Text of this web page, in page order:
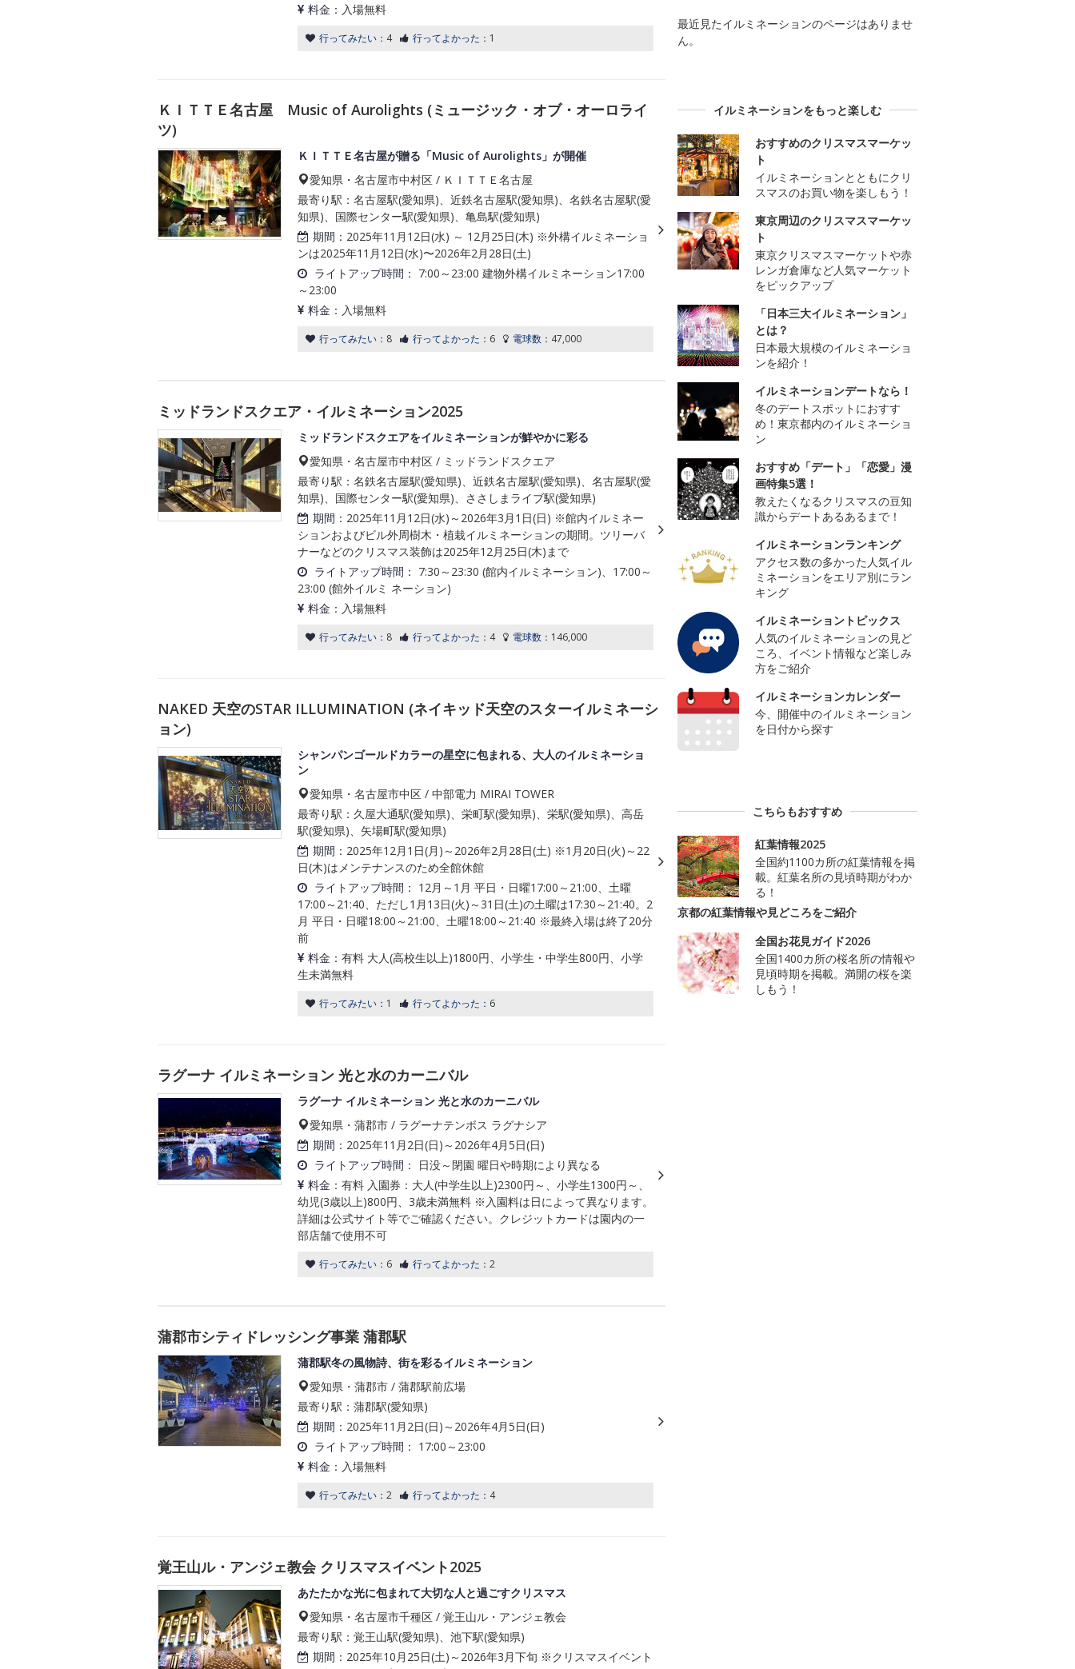
料金： 入場無料
行ってみたい： 4 行ってよかった： 1
ＫＩＴＴＥ名古屋 Music of Aurolights (ミュージック・オブ・オーロライ
ツ)
ＫＩＴＴＥ名古屋が贈る「Music of Aurolights」が開催
愛知県・名古屋市中村区 / ＫＩＴＴＥ名古屋
最寄り駅：名古屋駅(愛知県)、近鉄名古屋駅(愛知県)、名鉄名古屋駅(愛
知県)、国際センター駅(愛知県)、亀島駅(愛知県)
期間： 2025年11月12日(水) ～ 12月25日(木) ※外構イルミネーショ
ンは2025年11月12日(水)〜2026年2月28日(土)
ライトアップ時間： 7:00～23:00 建物外構イルミネーション17:00
～23:00
料金： 入場無料
行ってみたい： 8 行ってよかった： 6 電球数： 47,000
ミッドランドスクエア・イルミネーション2025
ミッドランドスクエアをイルミネーションが鮮やかに彩る
愛知県・名古屋市中村区 / ミッドランドスクエア
最寄り駅：名鉄名古屋駅(愛知県)、近鉄名古屋駅(愛知県)、名古屋駅(愛
知県)、国際センター駅(愛知県)、ささしまライブ駅(愛知県)
期間： 2025年11月12日(水)～2026年3月1日(日) ※館内イルミネー
ションおよびビル外周樹木・植栽イルミネーションの期間。ツリーバ
ナーなどのクリスマス装飾は2025年12月25日(木)まで
ライトアップ時間： 7:30～23:30 (館内イルミネーション)、17:00～
23:00 (館外イルミ ネーション)
料金： 入場無料
行ってみたい： 8 行ってよかった： 4 電球数： 146,000
NAKED 天空のSTAR ILLUMINATION (ネイキッド天空のスターイルミネーシ
ョン)
シャンパンゴールドカラーの星空に包まれる、大人のイルミネーショ
ン
愛知県・名古屋市中区 / 中部電力 MIRAI TOWER
最寄り駅：久屋大通駅(愛知県)、栄町駅(愛知県)、栄駅(愛知県)、高岳
駅(愛知県)、矢場町駅(愛知県)
期間： 2025年12月1日(月)～2026年2月28日(土) ※1月20日(火)～22
日(木)はメンテナンスのため全館休館
ライトアップ時間： 12月～1月 平日・日曜17:00～21:00、土曜
17:00～21:40、ただし1月13日(火)～31日(土)の土曜は17:30～21:40。2
月 平日・日曜18:00～21:00、土曜18:00～21:40 ※最終入場は終了20分
前
料金： 有料 大人(高校生以上)1800円、小学生・中学生800円、小学
生未満無料
行ってみたい： 1 行ってよかった： 6
ラグーナ イルミネーション 光と水のカーニバル
ラグーナ イルミネーション 光と水のカーニバル
愛知県・蒲郡市 / ラグーナテンボス ラグナシア
期間： 2025年11月2日(日)～2026年4月5日(日)
ライトアップ時間：
日没～閉園 曜日や時期により異なる
料金： 有料 入園券：大人(中学生以上)2300円～、小学生1300円～、
幼児(3歳以上)800円、3歳未満無料 ※入園料は日によって異なります。
詳細は公式サイト等でご確認ください。クレジットカードは園内の一
部店舗で使用不可
行ってみたい： 6 行ってよかった： 2
蒲郡市シティドレッシング事業 蒲郡駅
蒲郡駅冬の風物詩、街を彩るイルミネーション
愛知県・蒲郡市 / 蒲郡駅前広場
最寄り駅：蒲郡駅(愛知県)
期間： 2025年11月2日(日)～2026年4月5日(日)
ライトアップ時間： 17:00～23:00
料金： 入場無料
行ってみたい： 2 行ってよかった： 4
覚王山ル・アンジェ教会 クリスマスイベント2025
あたたかな光に包まれて大切な人と過ごすクリスマス
愛知県・名古屋市千種区 / 覚王山ル・アンジェ教会
最寄り駅：覚王山駅(愛知県)、池下駅(愛知県)
期間： 2025年10月25日(土)～2026年3月下旬 ※クリスマスイベント
最近見たイルミネーションのページはありませ
ん。
イルミネーションをもっと楽しむ
おすすめのクリスマスマーケッ
ト
イルミネーションとともにクリ
スマスのお買い物を楽しもう！
東京周辺のクリスマスマーケッ
ト
東京クリスマスマーケットや赤
レンガ倉庫など人気マーケット
をピックアップ
「日本三大イルミネーション」
とは？
日本最大規模のイルミネーショ
ンを紹介！
イルミネーションデートなら！
冬のデートスポットにおすす
め！東京都内のイルミネーショ
ン
おすすめ「デート」「恋愛」漫
画特集5選！
教えたくなるクリスマスの豆知
識からデートあるあるまで！
イルミネーションランキング
アクセス数の多かった人気イル
ミネーションをエリア別にラン
キング
イルミネーショントピックス
人気のイルミネーションの見ど
ころ、イベント情報など楽しみ
方をご紹介
イルミネーションカレンダー
今、開催中のイルミネーション
を日付から探す
こちらもおすすめ
紅葉情報2025
全国約1100カ所の紅葉情報を掲
載。紅葉名所の見頃時期がわか
る！
京都の紅葉情報や見どころをご紹介
全国お花見ガイド2026
全国1400カ所の桜名所の情報や
見頃時期を掲載。満開の桜を楽
しもう！